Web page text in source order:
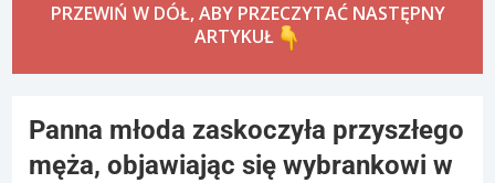
PRZEWIŃ W DÓŁ, ABY PRZECZYTAĆ NASTĘPNY
ARTYKUŁ
Panna młoda zaskoczyła przyszłego
męża, objawiając się wybrankowi w